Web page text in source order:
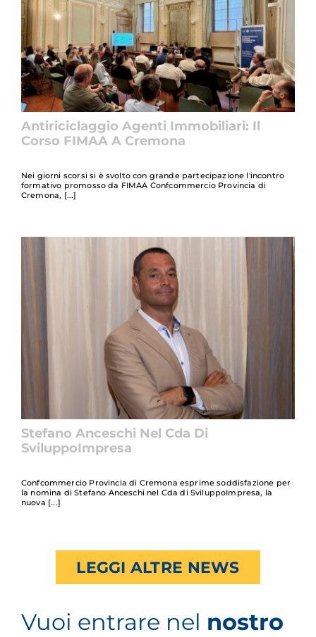
Antiriciclaggio Agenti Immobiliari: Il
Corso FIMAA A Cremona
Nei giorni scorsi si è svolto con grande partecipazione l'incontro
formativo promosso da FIMAA Confcommercio Provincia di
Cremona,
Stefano Anceschi Nel Cda Di
SviluppoImpresa
Confcommercio Provincia di Cremona esprime soddisfazione per
la nomina di Stefano Anceschi nel Cda di SviluppoImpresa, la
nuova
LEGGI ALTRE NEWS
Vuoi entrare nel nostro